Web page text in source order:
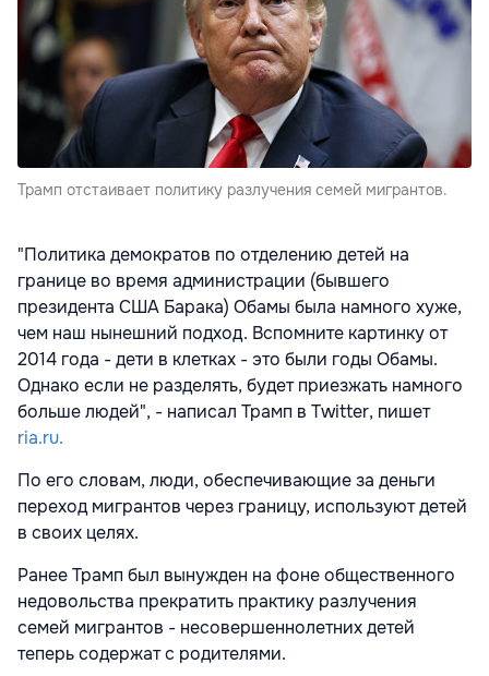
Трамп отстаивает политику разлучения семей мигрантов.
"Политика демократов по отделению детей на
границе во время администрации (бывшего
президента США Барака) Обамы была намного хуже,
чем наш нынешний подход. Вспомните картинку от
2014 года - дети в клетках - это были годы Обамы.
Однако если не разделять, будет приезжать намного
больше людей", - написал Трамп в Twitter, пишет
ria.ru.
По его словам, люди, обеспечивающие за деньги
переход мигрантов через границу, используют детей
в своих целях.
Ранее Трамп был вынужден на фоне общественного
недовольства прекратить практику разлучения
семей мигрантов - несовершеннолетних детей
теперь содержат с родителями.